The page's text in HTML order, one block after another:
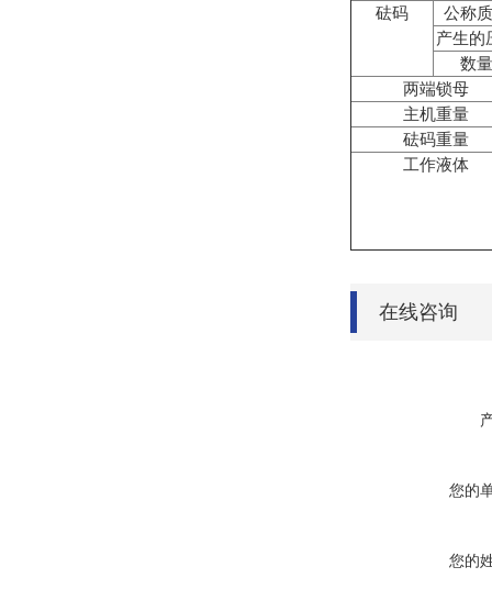
砝码
公称
产生的
数量
两端锁母
主机重量
砝码重量
工作液体
在线咨询
您的
您的